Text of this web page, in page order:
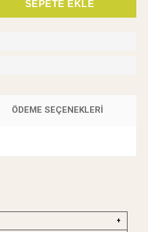
ÖDEME SEÇENEKLERI